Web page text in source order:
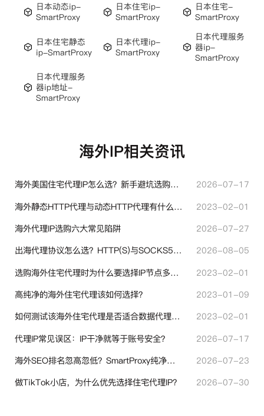
日本动态ip-
SmartProxy
日本住宅ip-
SmartProxy
日本住宅-
SmartProxy
日本住宅静态
ip-SmartProxy
日本代理ip-
SmartProxy
日本代理服务
器ip-
SmartProxy
日本代理服务
器ip地址-
SmartProxy
海外IP相关资讯
海外美国住宅代理IP怎么选？新手避坑选购指南
2026-07-17
海外静态HTTP代理与动态HTTP代理有什么不同？
2023-02-01
海外代理IP选购六大常见陷阱
2026-07-27
出海代理协议怎么选？HTTP(S)与SOCKS5核心差异与选型技巧
2026-08-05
选购海外住宅代理时为什么要选择IP节点多的？有什么区别？
2023-02-01
高纯净的海外住宅代理该如何选择？
2023-01-09
如何测试该海外住宅代理是否适合数据代理使用？
2023-02-01
代理IP常见误区：IP干净就等于账号安全？
2026-07-17
海外SEO排名忽高忽低？SmartProxy纯净住宅IP助力站点权重稳定
2026-07-23
做TikTok小店，为什么优先选择住宅代理IP？
2026-07-30